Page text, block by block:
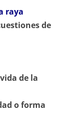
raya
de
de la
o forma